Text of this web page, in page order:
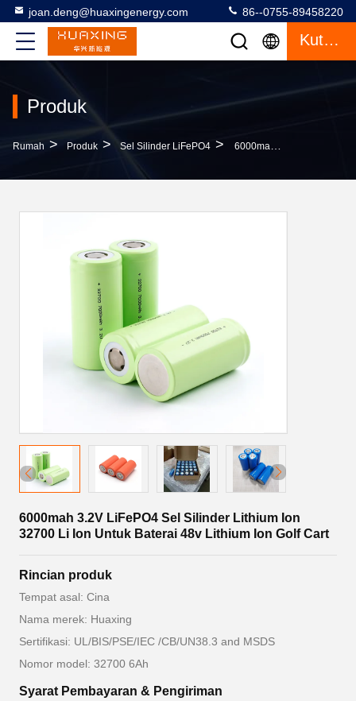
joan.deng@huaxingenergy.com 86--0755-89458220
Kutipan
Produk
Rumah > Produk > Sel Silinder LiFePO4 > 6000mah 3.2V LiFePO4 Sel Silinder Lithium Ion 32700 Li Ion Untuk Baterai 48v Lithium Ion Golf Cart
6000mah 3.2V LiFePO4 Sel Silinder Lithium Ion
32700 Li Ion Untuk Baterai 48v Lithium Ion Golf Cart
Rincian produk
Tempat asal: Cina
Nama merek: Huaxing
Sertifikasi: UL/BIS/PSE/IEC /CB/UN38.3 and MSDS
Nomor model: 32700 6Ah
Syarat Pembayaran & Pengiriman